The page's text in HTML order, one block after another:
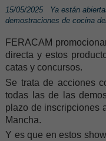
15/05/2025
Ya están
demostraciones de cocina
FERACAM
directa y estos
catas y concursos.
Se trata de acciones
todas las de las
plazo de inscripciones
Mancha.
Y es que en estos